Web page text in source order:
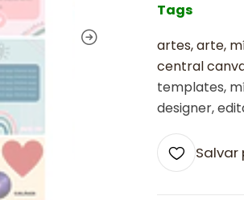
Tags
artes, arte,
central
templates,
designer,
Salvar